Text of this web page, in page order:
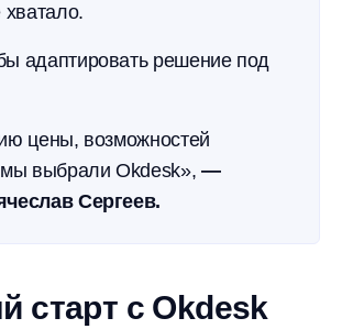
хватало.
адаптировать решение под
цены, возможностей
мы выбрали Okdesk», —
Сергеев.
старт с Okdesk